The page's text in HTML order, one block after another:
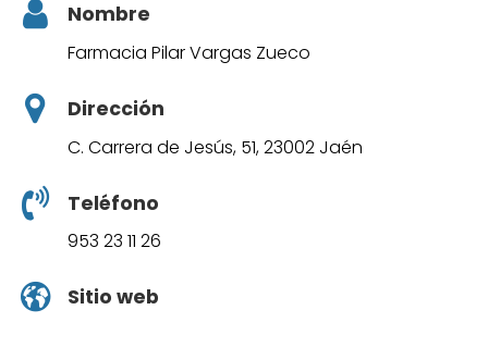
Nombre
Farmacia Pilar Vargas Zueco
Dirección
C. Carrera de Jesús, 51, 23002 Jaén
Teléfono
953 23 11 26
Sitio web